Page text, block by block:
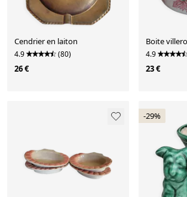
Cendrier en laiton
4.9 (80)
26 €
Boite
4.9
23 €
-29%